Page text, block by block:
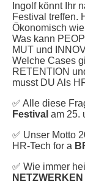
Ingolf könnt Ihr
Festival treffen.
Ökonomisch
Was kann
MUT und
Welche Cases
RETENTION
musst DU Als
✅ Alle diese
Festival am 25.
✅ Unser Motto
HR-Tech for a
✅ Wie immer